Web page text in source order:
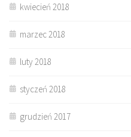
kwiecień 2018
marzec 2018
luty 2018
styczeń 2018
grudzień 2017